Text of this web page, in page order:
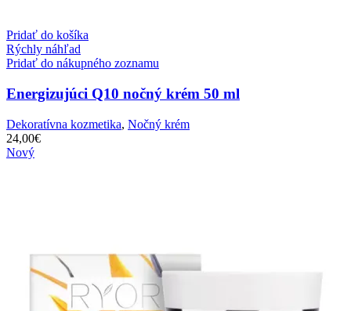
Pridať do košíka
Rýchly náhľad
Pridať do nákupného zoznamu
Energizujúci Q10 nočný krém 50 ml
Dekoratívna kozmetika, Nočný krém
24,00€
Nový